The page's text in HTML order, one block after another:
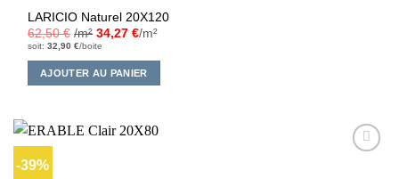
LARICIO Naturel 20X120
62,50€ /m² 34,27€/m²
soit:32,90€/boite
AJOUTER AU PANIER
-39%